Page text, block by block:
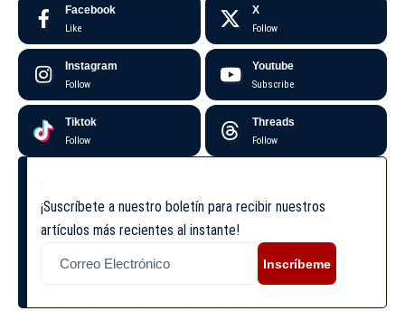
Facebook
Like
X
Follow
Instagram
Follow
Youtube
Subscribe
Tiktok
Follow
Threads
Follow
¡Suscríbete a nuestro boletín para recibir nuestros
artículos más recientes al instante!
Inscríbeme